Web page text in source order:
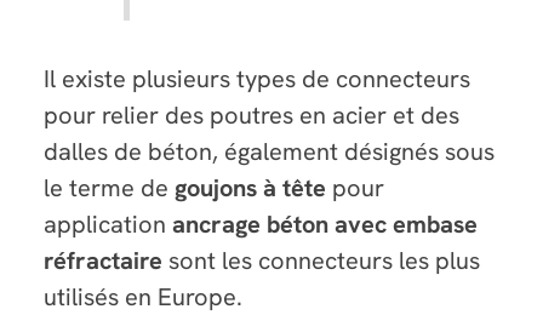
Il existe plusieurs types de connecteurs
pour relier des poutres en acier et des
dalles de béton, également désignés sous
le terme de goujons à tête pour
application ancrage béton avec embase
réfractaire sont les connecteurs les plus
utilisés en Europe.